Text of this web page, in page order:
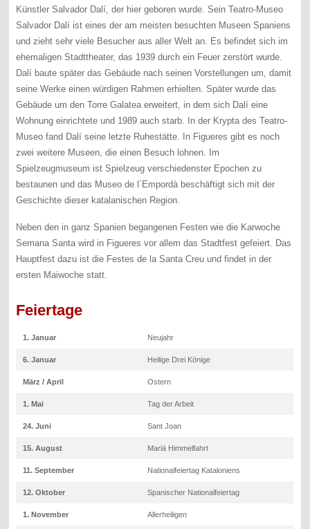
Künstler Salvador Dalí, der hier geboren wurde. Sein Teatro-Museo
Salvador Dalí ist eines der am meisten besuchten Museen Spaniens
und zieht sehr viele Besucher aus aller Welt an. Es befindet sich im
ehemaligen Stadttheater, das 1939 durch ein Feuer zerstört wurde.
Dalí baute später das Gebäude nach seinen Vorstellungen um, damit
seine Werke einen würdigen Rahmen erhielten. Später wurde das
Gebäude um den Torre Galatea erweitert, in dem sich Dalí eine
Wohnung einrichtete und 1989 auch starb. In der Krypta des Teatro-
Museo fand Dalí seine letzte Ruhestätte. In Figueres gibt es noch
zwei weitere Museen, die einen Besuch lohnen. Im
Spielzeugmuseum ist Spielzeug verschiedenster Epochen zu
bestaunen und das Museo de l´Empordà beschäftigt sich mit der
Geschichte dieser katalanischen Region.
Neben den in ganz Spanien begangenen Festen wie die Karwoche
Semana Santa wird in Figueres vor allem das Stadtfest gefeiert. Das
Hauptfest dazu ist die Festes de la Santa Creu und findet in der
ersten Maiwoche statt.
Feiertage
1. Januar Neujahr
6. Januar Heilige Drei Könige
März / April Ostern
1. Mai Tag der Arbeit
24. Juni Sant Joan
15. August Mariä Himmelfahrt
11. September Nationalfeiertag Kataloniens
12. Oktober Spanischer Nationalfeiertag
1. November Allerheiligen